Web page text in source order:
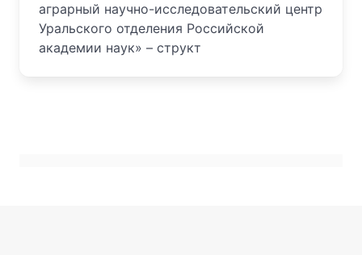
аграрный научно-исследовательский центр
Уральского отделения Российской
академии наук» – структ